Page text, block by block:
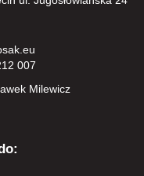
007
Milewicz